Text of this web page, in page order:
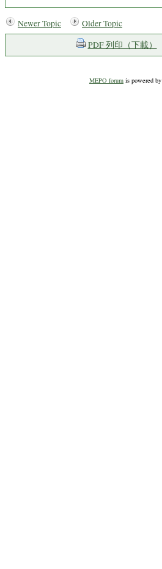
Newer Topic
Older Topic
PDF 列印（下載）
MEPO forum is powered by